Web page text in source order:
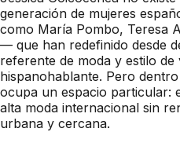
generación de mujeres
como María Pombo, Teresa
— que han redefinido desde
referente de moda y estilo
hispanohablante. Pero
ocupa un espacio particular:
alta moda internacional sin
urbana y cercana.